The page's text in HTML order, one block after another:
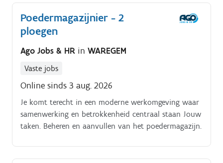
verantwoordelijk wil zijn voor de bevoorrading van
de productieafdelingen.
Poedermagazijnier - 2
ploegen
Ago Jobs & HR in WAREGEM
Vaste jobs
Online sinds 3 aug. 2026
Je komt terecht in een moderne werkomgeving waar
samenwerking en betrokkenheid centraal staan Jouw
taken. Beheren en aanvullen van het poedermagazijn.